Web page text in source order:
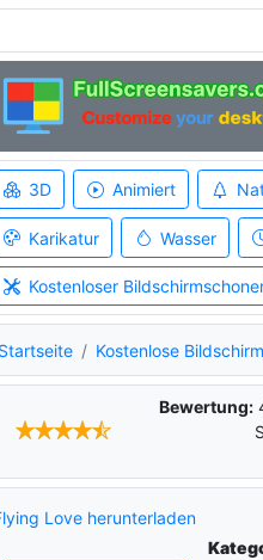
3D Animiert
Karikatur Wasser
Kostenloser
Startseite Kostenlose
Bewertung:
Love herunterladen